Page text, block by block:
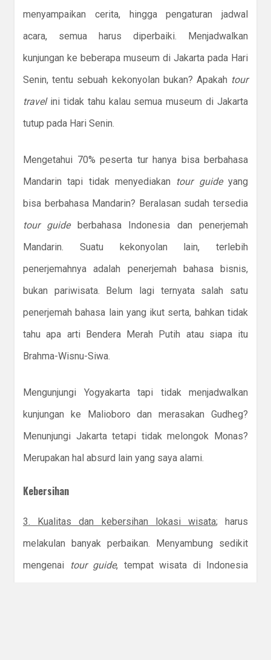
menyampaikan cerita, hingga pengaturan jadwal
acara, semua harus diperbaiki. Menjadwalkan
kunjungan ke beberapa museum di Jakarta pada Hari
Senin, tentu sebuah kekonyolan bukan? Apakah tour
travelini tidak tahu kalau semua museum di Jakarta
tutup pada Hari Senin.
Mengetahui 70% peserta tur hanya bisa berbahasa
Mandarin tapi tidak menyediakan tour guideyang
bisa berbahasa Mandarin? Beralasan sudah tersedia
tour guideberbahasa Indonesia dan penerjemah
Mandarin. Suatu kekonyolan lain, terlebih
penerjemahnya adalah penerjemah bahasa bisnis,
bukan pariwisata. Belum lagi ternyata salah satu
penerjemah bahasa lain yang ikut serta, bahkan tidak
tahu apa arti Bendera Merah Putih atau siapa itu
Brahma-Wisnu-Siwa.
Mengunjungi Yogyakarta tapi tidak menjadwalkan
kunjungan ke Malioboro dan merasakan Gudheg?
Menunjungi Jakarta tetapi tidak melongok Monas?
Merupakan hal absurd lain yang saya alami.
Kebersihan
3. Kualitas dan kebersihan lokasi wisata; harus
melakulan banyak perbaikan. Menyambung sedikit
mengenai
tour guide, tempat wisata di Indonesia